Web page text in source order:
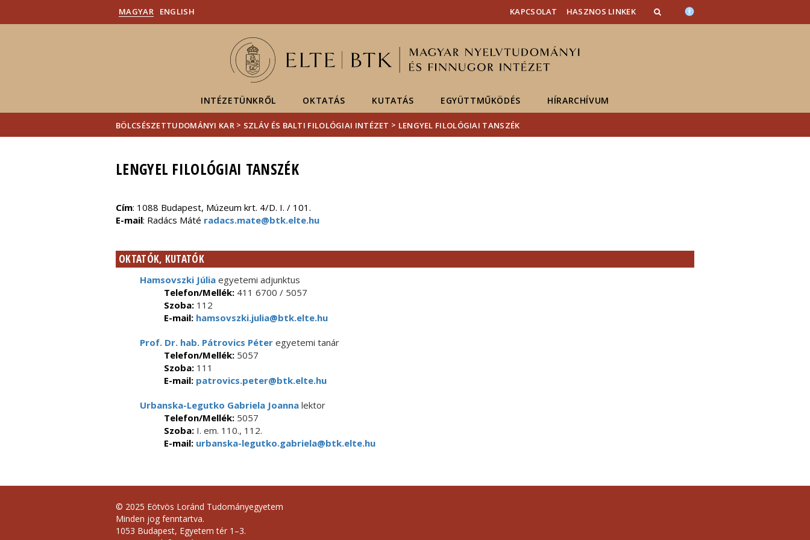
MAGYAR ENGLISH KAPCSOLAT HASZNOS LINKEK
INTÉZETÜNKRŐL OKTATÁS KUTATÁS EGYÜTTMŰKÖDÉS HÍRARCHÍVUM
BÖLCSÉSZETTUDOMÁNYI KAR > SZLÁV ÉS BALTI FILOLÓGIAI INTÉZET > LENGYEL FILOLÓGIAI TANSZÉK
LENGYEL FILOLÓGIAI TANSZÉK
Cím: 1088 Budapest, Múzeum krt. 4/D. I. / 101.
E-mail: Radács Máté radacs.mate@btk.elte.hu
OKTATÓK, KUTATÓK
Hamsovszki Júlia egyetemi adjunktus
Telefon/Mellék: 411 6700 / 5057
Szoba: 112
E-mail: hamsovszki.julia@btk.elte.hu
Prof. Dr. hab. Pátrovics Péter egyetemi tanár
Telefon/Mellék: 5057
Szoba: 111
E-mail: patrovics.peter@btk.elte.hu
Urbanska-Legutko Gabriela Joanna lektor
Telefon/Mellék: 5057
Szoba: I. em. 110., 112.
E-mail: urbanska-legutko.gabriela@btk.elte.hu
© 2025 Eötvös Loránd Tudományegyetem
Minden jog fenntartva.
1053 Budapest, Egyetem tér 1–3.